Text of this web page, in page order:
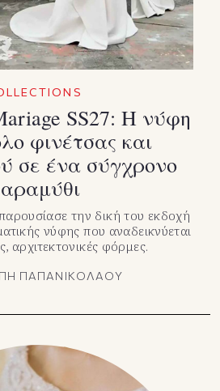
SS27: Η νύφη
φινέτσας και
σε ένα σύγχρονο
την δική του εκδοχή
νύφης που αναδεικνύεται
αρχιτεκτονικές φόρμες.
ΠΑΠΑΝΙΚΟΛΑΟΥ